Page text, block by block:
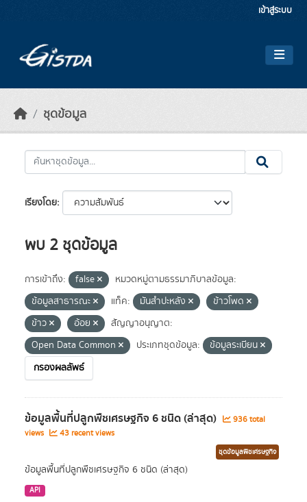
เข้าสู่ระบบ
ชุดข้อมูล
เรียงโดย
พบ 2 ชุดข้อมูล
การเข้าถึง: false
หมวดหมู่ตามธรรมาภิบาลข้อมูล:
ข้อมูลสาธารณะ
แท็ค: มันสำปะหลัง
ข้าวโพด
ข้าว
อ้อย
สัญญาอนุญาต:
Open Data Common
ประเภทชุดข้อมูล:
ข้อมูลระเบียน
กรองผลลัพธ์
ข้อมูลพื้นที่ปลูกพืชเศรษฐกิจ 6 ชนิด (ล่าสุด)
936 total
views
43 recent views
ชุดข้อมูลพืชเศรษฐกิจ
ข้อมูลพื้นที่ปลูกพืชเศรษฐกิจ 6 ชนิด (ล่าสุด)
API